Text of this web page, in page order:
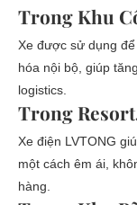
Trong Khu
Xe được sử dụng
hóa nội bộ, giúp
logistics.
Trong
Xe điện LVTONG
một cách êm ái,
hàng.